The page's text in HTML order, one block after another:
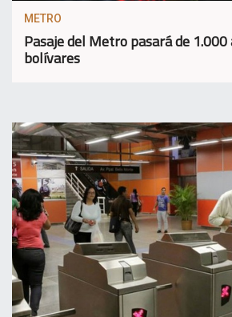
METRO
Pasaje del Metro pasará de 1.000
bolívares